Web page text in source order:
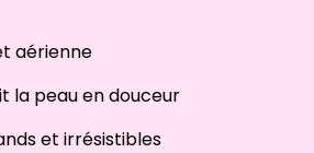
aérienne
la peau en douceur
et irrésistibles